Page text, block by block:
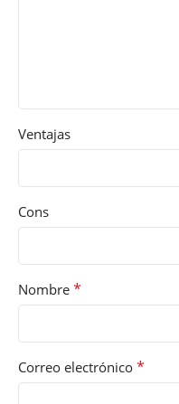
Ventajas
Cons
Nombre *
Correo electrónico *